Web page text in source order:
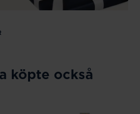
köpte också